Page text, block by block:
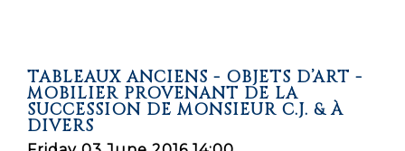
TABLEAUX ANCIENS - OBJETS D’ART -
MOBILIER PROVENANT DE LA
SUCCESSION DE MONSIEUR C.J. & À
DIVERS